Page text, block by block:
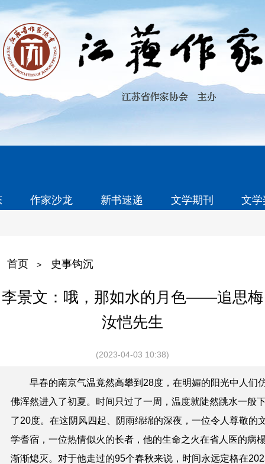
作家沙龙 新书速递 文学期刊 文
首页 > 史事钩沉
李景文：哦，那如水的月色——追思梅
汝恺先生
(2023-04-03 10:38)
早春的南京气温竟然高攀到28度，在明媚的阳光中人们
佛浑然进入了初夏。时间只过了一周，温度就陡然跳水一般
了20度。在这阴风四起、阴雨绵绵的深夜，一位令人尊敬的
学耆宿，一位热情似火的长者，他的生命之火在省人医的病
渐渐熄灭。对于他走过的95个春秋来说，时间永远定格在